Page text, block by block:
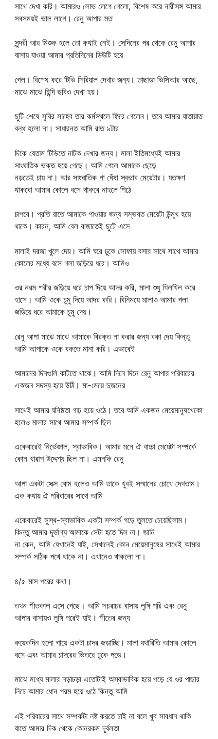
সাথে দেখা করি। আমারও লোভ লেগে গেলো, বিশেষ করে নারীসঙ্গ আমার
সবসময়ই ভাল লাগে। রেনু আপার মত
সুন্দরী আর মিশুক হলে তো কথাই নেই। সেদিনের পর থেকে রেনু আপার
বাসায় যাওয়া আমার প্রতিদিনের ডিউটি হয়ে
গেল। বিশেষ করে টিভি সিরিয়াল দেখার জন্য। তাছাড়া ভিসিআর আছে,
মাঝে মাঝে হিন্দি ছবিও দেখা হয়।
ছুটি শেষে সুবির সাহেব তার কর্মস্থলে ফিরে গেলেন। তবে আমার যাতায়াত
বন্ধ হলো না। সাধারনত আমি রাত ৯টার
দিকে যেতাম টিভিতে নাটক দেখার জন্য। মালা ইতিমধ্যেই আমার
সাংঘাতিক ভক্ত হয়ে গেছে। আমি গেলে আমাকে ছেড়ে
নড়তেই চায় না। আর সাংঘাতিক গা ঘেঁষা স্বভাব মেয়েটার। যতক্ষণ
থাকবো আমার কোলে বসে থাকবে নাহলে পিঠে
চাপবে। প্রতি রাতে আমাকে পাওয়ার জন্য সম্ভবত মেয়েটা উন্মুখ হয়ে
থাকে। কারন, আমি বেল বাজাতেই ছুটে এসে
মালাই দরজা খুলে দেয়। আমি ঘরে ঢুকে সোফায় বসার সাথে সাথে আমার
কোলের মধ্যে বসে গলা জড়িয়ে ধরে। আমিও
ওর নরম শরীর জড়িয়ে ধরে চাপ দিয়ে আদর করি, মালা শুধু খিলখিল করে
হাসে। আমি ওকে চুমু দিয়ে আদর করি। বিনিময়ে মালাও আমার গলা
জড়িয়ে ধরে আমাকে চুমু দেয়।
রেনু আপা মাঝে মাঝে আমাকে বিরক্ত না করার জন্য বকা দেয় কিন্তু
আমি আপাকে ওকে বকতে মানা করি। এভাবেই
আমাদের দিনগুলি কাটতে থাকে। আমি দিনে দিনে রেনু আপার পরিবারের
একজন সদস্য হয়ে উঠি। মা-মেয়ে দুজনের
সাথেই আমার ঘনিষ্ঠতা গাঢ় হয়ে ওঠে। তবে আমি একজন মেয়েমানুষখেকো
হলেও মালার সাথে আমার সম্পর্ক ছিল
একেবারেই নির্ভেজাল, স্বাভাবিক। আমার মনে ঐ বাচ্চা মেয়েটা সম্পর্কে
কোন খারাপ উদ্দেশ্য ছিল না। এমনকি রেনু
আপা একটা সেক্স বোম হলেও আমি তাকে খুবই সম্মানের চোখে দেখতাম।
এক কথায় ঐ পরিবারের সাথে আমি
একেবারেই সুস্থ-স্বাভাবিক একটা সম্পর্ক গড়ে তুলতে চেয়েছিলাম।
কিন্তু আমার দূর্ভাগ্য আমাকে সেটা হতে দিল না। জানি
না কেন, আমি যেখানেই যাই, সেখানেই কোন মেয়েমানুষের সাথেই আমার
সম্পর্ক সঠিক পথে থাকে না। এখানেও থাকলো না।
৪/৫ মাস পরের কথা।
তখন শীতকাল এসে গেছে। আমি সচরাচর বাসায় লুঙ্গি পরি এবং রেনু
আপার বাসায়ও লুঙ্গি পরেই যাই। শীতের জন্য
কয়েকদিন হলো গায়ে একটা চাদর জড়াচ্ছি। মালা যথারিতি আমার কোলে
বসে এবং আমার চাদরের ভিতরে ঢুকে পড়ে।
মাঝে মধ্যে মালার নড়াচড়া এতোটাই অস্বাভাবিক হয়ে পড়ে যে ওর পাছার
নিচে আমার ধোন গরম হয়ে ওঠে কিন্তু আমি
এই পরিবারের সাথে সম্পর্কটা নষ্ট করতে চাই না বলে খুব সাবধান থাকি
যাতে আমার দিক থেকে কোনরকম দূর্বলতা